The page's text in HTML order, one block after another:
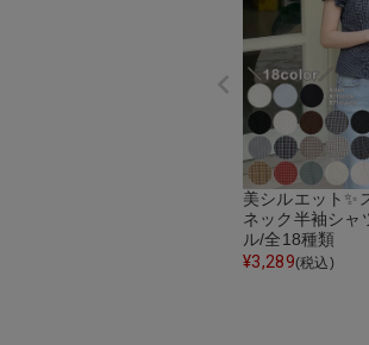
美シルエット✨
ネック半袖シャ
ル/全18種類
¥3,289(税込)